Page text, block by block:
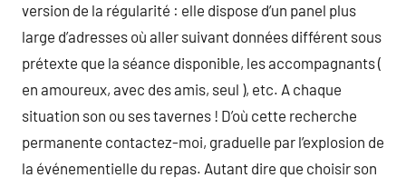
version de la régularité : elle dispose d’un panel plus
large d’adresses où aller suivant données différent sous
prétexte que la séance disponible, les accompagnants (
en amoureux, avec des amis, seul ), etc. A chaque
situation son ou ses tavernes ! D’où cette recherche
permanente contactez-moi, graduelle par l’explosion de
la événementielle du repas. Autant dire que choisir son